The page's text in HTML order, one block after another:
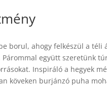
borul, ahogy felkészül a
együtt szeretünk
Inspiráló a hegyek
köveken burjánzó puha